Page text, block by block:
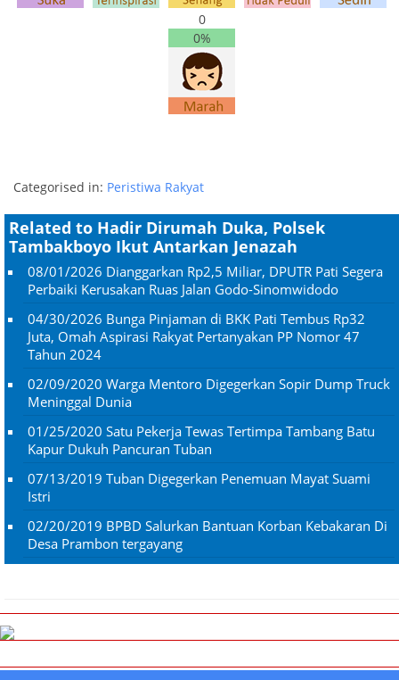
0
0%
Categorised in: Peristiwa Rakyat
Related to Hadir Dirumah Duka, Polsek
Tambakboyo Ikut Antarkan Jenazah
08/01/2026 Dianggarkan Rp2,5 Miliar, DPUTR Pati Segera
Perbaiki Kerusakan Ruas Jalan Godo-Sinomwidodo
04/30/2026 Bunga Pinjaman di BKK Pati Tembus Rp32
Juta, Omah Aspirasi Rakyat Pertanyakan PP Nomor 47
Tahun 2024
02/09/2020 Warga Mentoro Digegerkan Sopir Dump Truck
Meninggal Dunia
01/25/2020 Satu Pekerja Tewas Tertimpa Tambang Batu
Kapur Dukuh Pancuran Tuban
07/13/2019 Tuban Digegerkan Penemuan Mayat Suami
Istri
02/20/2019 BPBD Salurkan Bantuan Korban Kebakaran Di
Desa Prambon tergayang